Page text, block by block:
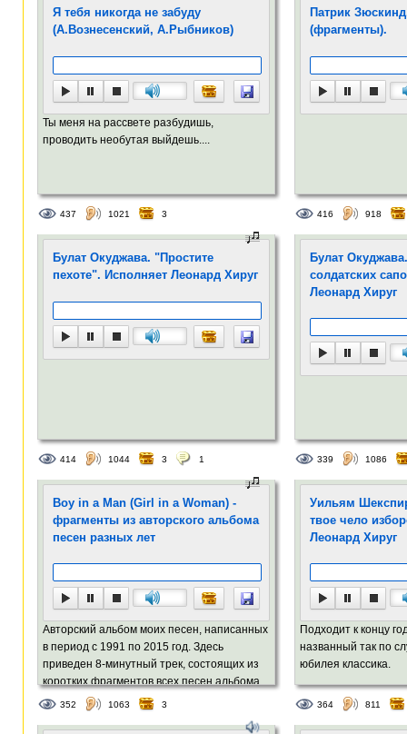
Я тебя никогда не забуду
(А.Вознесенский, А.Рыбников)
Ты меня на рассвете разбудишь,
проводить необутая выйдешь....
437 1021 3
Патрик
(фрагменты).
416 918
Булат Окуджава. "Простите
пехоте". Исполняет Леонард Хируг
414 1044 3 1
Булат
солдатских
Леонард Хируг
339 1086
Boy in a Man (Girl in a Woman) -
фрагменты из авторского альбома
песен разных лет
Авторский альбом моих песен, написанных
в период с 1991 по 2015 год. Здесь
приведен 8-минутный трек, состоящих из
коротких фрагментов всех песен альбома.
352 1063 3
Уильям
твое чело
Леонард Хируг
Подходит к концу
названный так по
юбилея классика.
364 811